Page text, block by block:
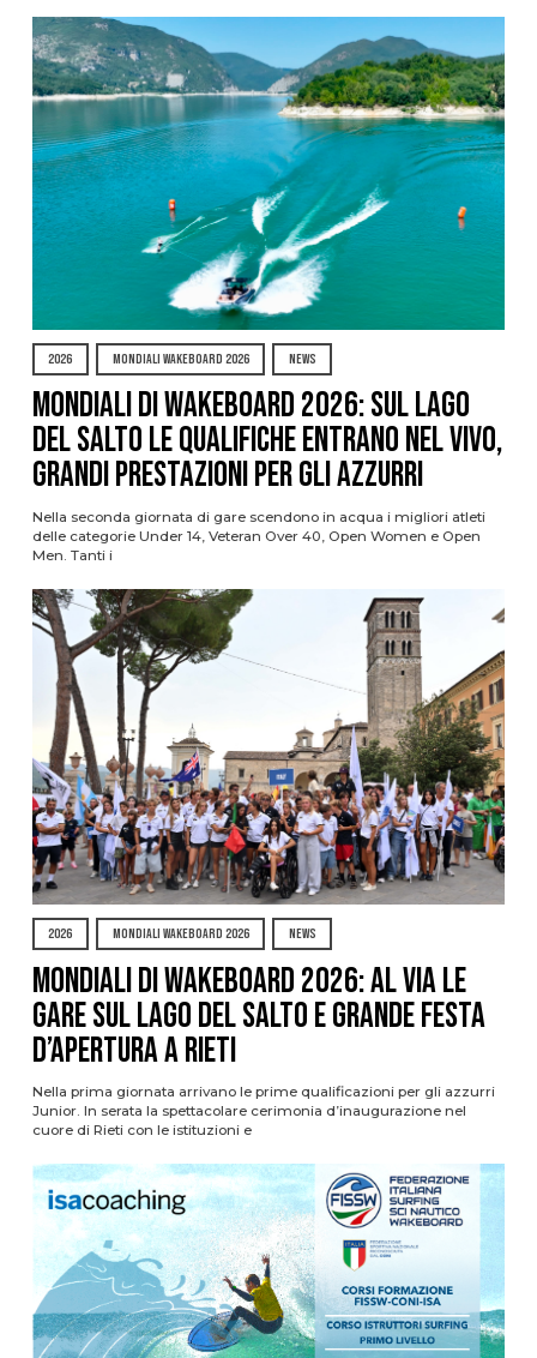
2026 MONDIALI WAKEBOARD 2026 NEWS
Mondiali di Wakeboard 2026: sul Lago
del Salto le qualifiche entrano nel vivo,
grandi prestazioni per gli azzurri
Nella seconda giornata di gare scendono in acqua i migliori atleti
delle categorie Under 14, Veteran Over 40, Open Women e Open
Men. Tanti i
2026 MONDIALI WAKEBOARD 2026 NEWS
Mondiali di Wakeboard 2026: al via le
gare sul Lago del Salto e grande festa
d’apertura a Rieti
Nella prima giornata arrivano le prime qualificazioni per gli azzurri
Junior. In serata la spettacolare cerimonia d’inaugurazione nel
cuore di Rieti con le istituzioni e